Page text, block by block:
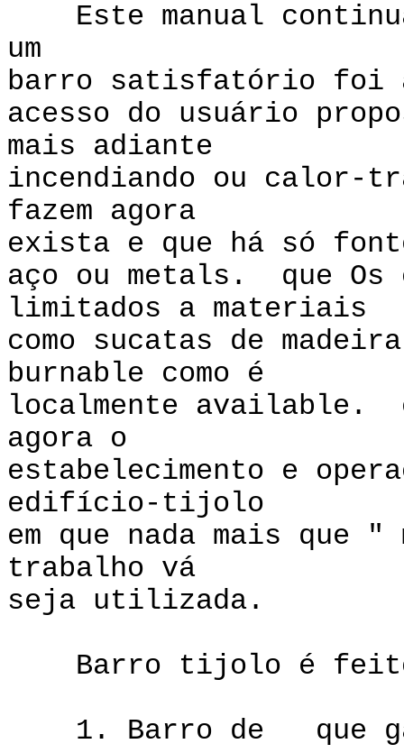
Este manual continua
um
barro satisfatório foi
acesso do usuário
mais adiante
incendiando ou calor-
fazem agora
exista e que há só
aço ou metals. que Os
limitados a materiais
como sucatas de
burnable como é
localmente available.
agora o
estabelecimento e
edifício-tijolo
em que nada mais
trabalho vá
seja utilizada.
Barro tijolo é feito
1. Barro de que